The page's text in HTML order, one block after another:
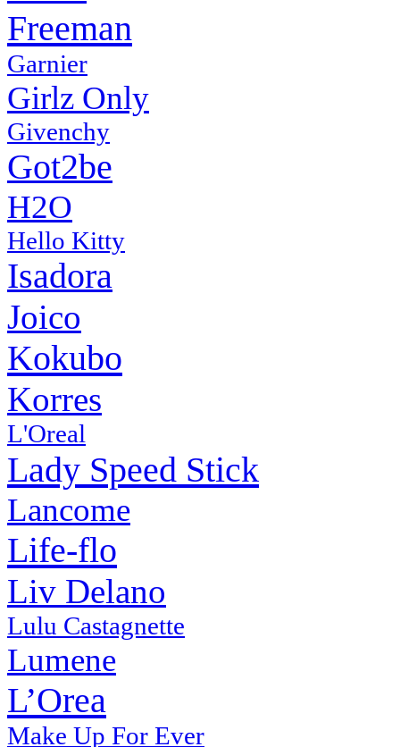
Freeman
Garnier
Girlz Only
Givenchy
Got2be
H2O
Hello Kitty
Isadora
Joico
Kokubo
Korres
L'Oreal
Lady Speed Stick
Lancome
Life-flo
Liv Delano
Lulu Castagnette
Lumene
L’Orea
Make Up For Ever